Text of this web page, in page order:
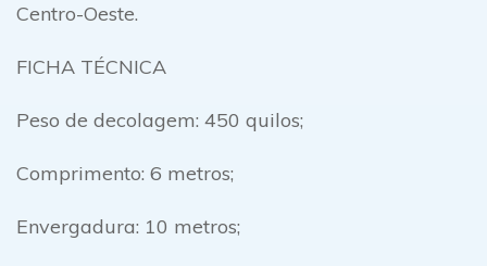
Centro-Oeste.
FICHA TÉCNICA
Peso de decolagem: 450 quilos;
Comprimento: 6 metros;
Envergadura: 10 metros;